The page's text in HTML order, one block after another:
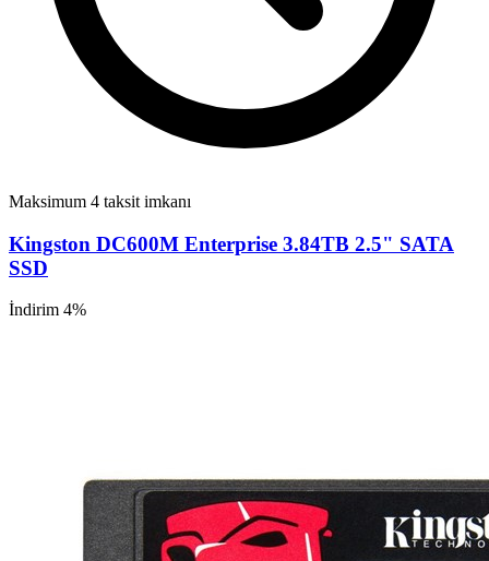
Maksimum 4 taksit imkanı
Kingston DC600M Enterprise 3.84TB 2.5" SATA
SSD
İndirim 4%